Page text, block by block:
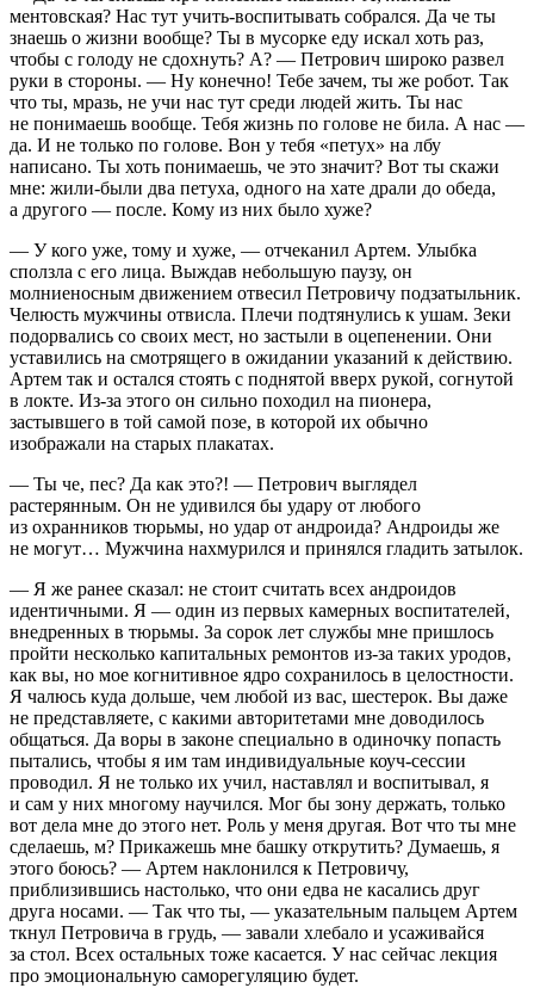
ментовская? Нас тут учить-воспитывать собрался. Да че ты
знаешь о жизни вообще? Ты в мусорке еду искал хоть раз,
чтобы с голоду не сдохнуть? А? — Петрович широко развел
руки в стороны. — Ну конечно! Тебе зачем, ты же робот. Так
что ты, мразь, не учи нас тут среди людей жить. Ты нас
не понимаешь вообще. Тебя жизнь по голове не била. А нас —
да. И не только по голове. Вон у тебя «петух» на лбу
написано. Ты хоть понимаешь, че это значит? Вот ты скажи
мне: жили-были два петуха, одного на хате драли до обеда,
а другого — после. Кому из них было хуже?
— У кого уже, тому и хуже, — отчеканил Артем. Улыбка
сползла с его лица. Выждав небольшую паузу, он
молниеносным движением отвесил Петровичу подзатыльник.
Челюсть мужчины отвисла. Плечи подтянулись к ушам. Зеки
подорвались со своих мест, но застыли в оцепенении. Они
уставились на смотрящего в ожидании указаний к действию.
Артем так и остался стоять с поднятой вверх рукой, согнутой
в локте. Из-за этого он сильно походил на пионера,
застывшего в той самой позе, в которой их обычно
изображали на старых плакатах.
— Ты че, пес? Да как это?! — Петрович выглядел
растерянным. Он не удивился бы удару от любого
из охранников тюрьмы, но удар от андроида? Андроиды же
не могут… Мужчина нахмурился и принялся гладить затылок.
— Я же ранее сказал: не стоит считать всех андроидов
идентичными. Я — один из первых камерных воспитателей,
внедренных в тюрьмы. За сорок лет службы мне пришлось
пройти несколько капитальных ремонтов из-за таких уродов,
как вы, но мое когнитивное ядро сохранилось в целостности.
Я чалюсь куда дольше, чем любой из вас, шестерок. Вы даже
не представляете, с какими авторитетами мне доводилось
общаться. Да воры в законе специально в одиночку попасть
пытались, чтобы я им там индивидуальные коуч-сессии
проводил. Я не только их учил, наставлял и воспитывал, я
и сам у них многому научился. Мог бы зону держать, только
вот дела мне до этого нет. Роль у меня другая. Вот что ты мне
сделаешь, м? Прикажешь мне башку открутить? Думаешь, я
этого боюсь? — Артем наклонился к Петровичу,
приблизившись настолько, что они едва не касались друг
друга носами. — Так что ты, — указательным пальцем Артем
ткнул Петровича в грудь, — завали хлебало и усаживайся
за стол. Всех остальных тоже касается. У нас сейчас лекция
про эмоциональную саморегуляцию будет.